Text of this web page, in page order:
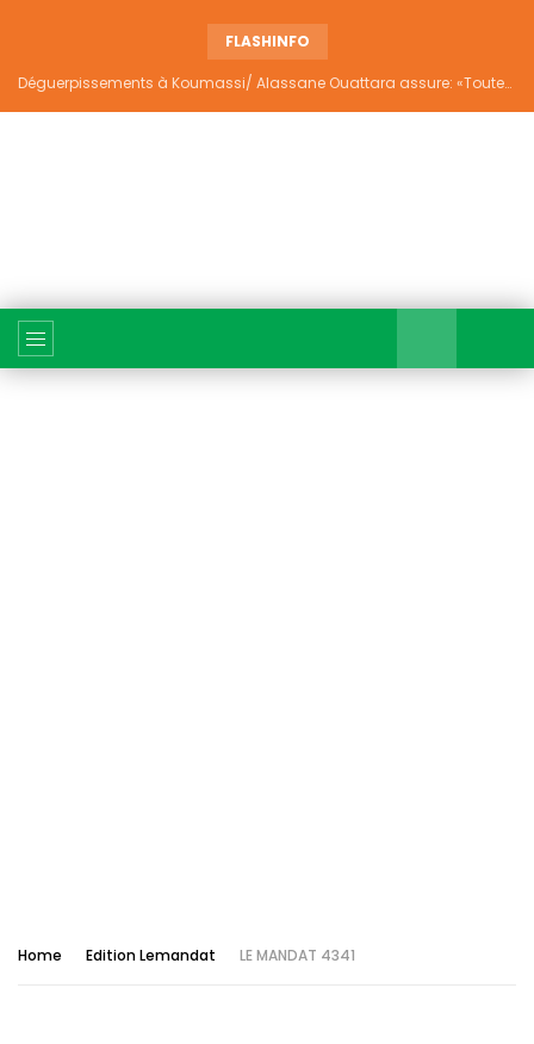
FLASHINFO
Déguerpissements à Koumassi/ Alassane Ouattara assure: «Toutes les responsabilités seront établies et elles donneront lieu aux sanctions prévues par la loi»
Home Edition Lemandat LE MANDAT 4341